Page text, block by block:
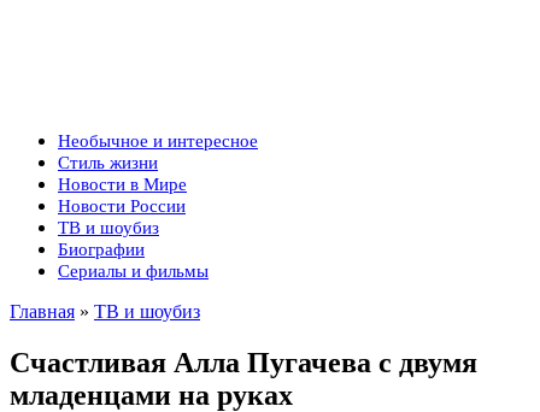
Необычное и интересное
Стиль жизни
Новости в Мире
Новости России
ТВ и шоубиз
Биографии
Сериалы и фильмы
Главная » ТВ и шоубиз
Счастливая Алла Пугачева с двумя
младенцами на руках